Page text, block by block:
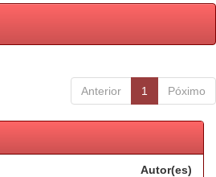
Anterior 1 Póximo
Autor(es)